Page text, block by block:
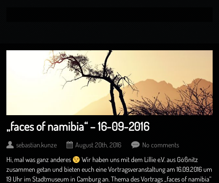
„faces of namibia“ – 16-09-2016
sebastian.kunze August 20th, 2016
No comments
Hi, mal was ganz anderes
Wir haben uns mit dem Lillie e.V. aus Gößnitz
zusammen getan und bieten euch eine Vortragsveranstaltung am 16.09.2016 um
19 Uhr im Stadtmuseum in Camburg an. Thema des Vortrags „faces of namibia“